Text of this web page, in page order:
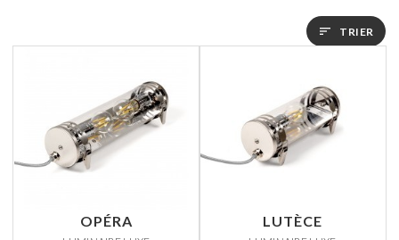
sort TRIER
OPÉRA LUTÈCE